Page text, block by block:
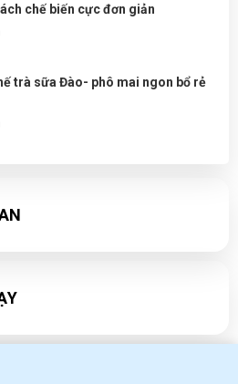
chế biến cực đơn giản
trà sữa Đào- phô mai ngon bổ rẻ